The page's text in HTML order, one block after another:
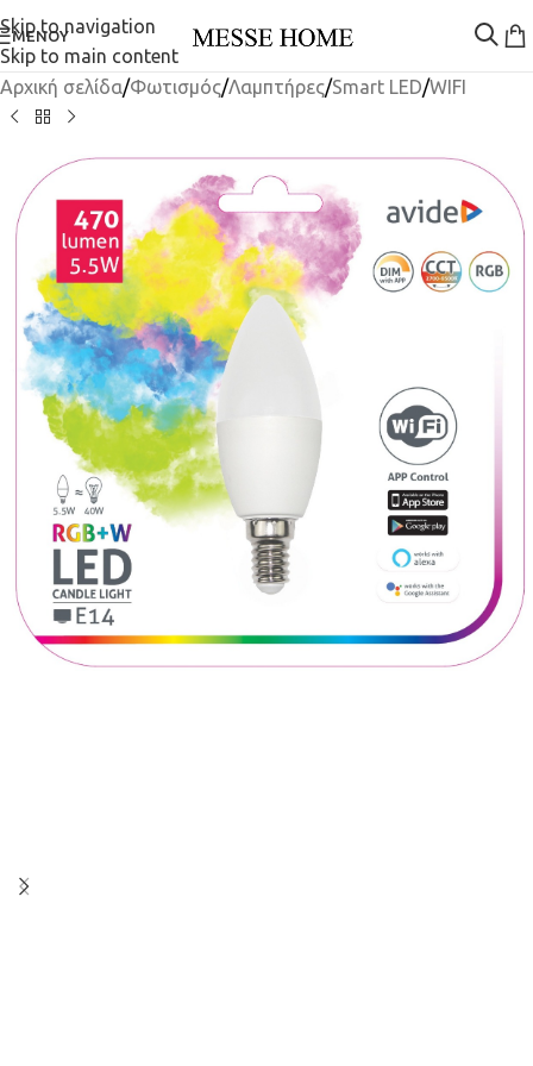
Skip to navigation
Skip to main content
ΜΕΝΟΎ
Αρχική σελίδα/Φωτισμός/Λαμπτήρες/Smart LED/WIFI